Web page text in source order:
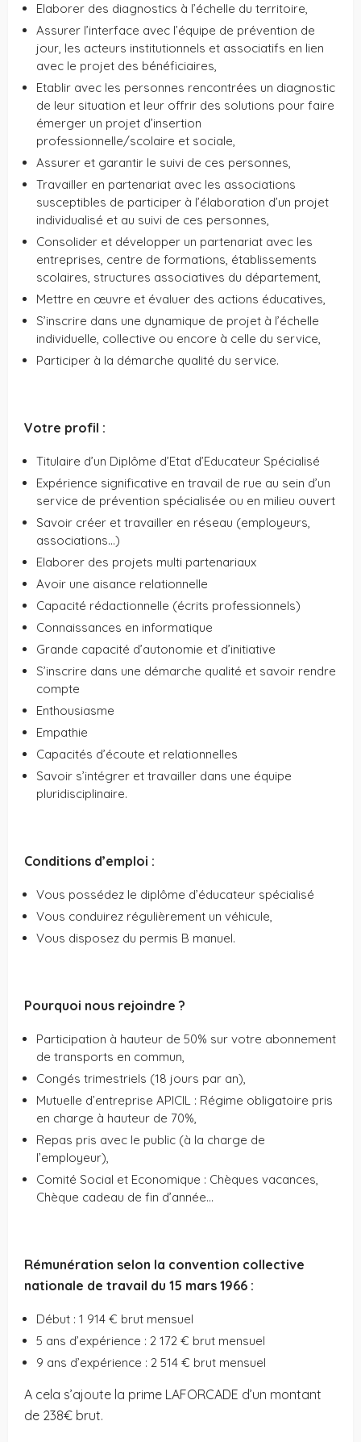
Elaborer des diagnostics à l’échelle du territoire,
Assurer l’interface avec l’équipe de prévention de
jour, les acteurs institutionnels et associatifs en lien
avec le projet des bénéficiaires,
Etablir avec les personnes rencontrées un diagnostic
de leur situation et leur offrir des solutions pour faire
émerger un projet d’insertion
professionnelle/scolaire et sociale,
Assurer et garantir le suivi de ces personnes,
Travailler en partenariat avec les associations
susceptibles de participer à l’élaboration d’un projet
individualisé et au suivi de ces personnes,
Consolider et développer un partenariat avec les
entreprises, centre de formations, établissements
scolaires, structures associatives du département,
Mettre en œuvre et évaluer des actions éducatives,
S’inscrire dans une dynamique de projet à l’échelle
individuelle, collective ou encore à celle du service,
Participer à la démarche qualité du service.
Votre profil :
Titulaire d’un Diplôme d’Etat d’Educateur Spécialisé
Expérience significative en travail de rue au sein d’un
service de prévention spécialisée ou en milieu ouvert
Savoir créer et travailler en réseau (employeurs,
associations…)
Elaborer des projets multi partenariaux
Avoir une aisance relationnelle
Capacité rédactionnelle (écrits professionnels)
Connaissances en informatique
Grande capacité d’autonomie et d’initiative
S’inscrire dans une démarche qualité et savoir rendre
compte
Enthousiasme
Empathie
Capacités d’écoute et relationnelles
Savoir s’intégrer et travailler dans une équipe
pluridisciplinaire.
Conditions d’emploi :
Vous possédez le diplôme d’éducateur spécialisé
Vous conduirez régulièrement un véhicule,
Vous disposez du permis B manuel.
Pourquoi nous rejoindre ?
Participation à hauteur de 50% sur votre abonnement
de transports en commun,
Congés trimestriels (18 jours par an),
Mutuelle d’entreprise APICIL : Régime obligatoire pris
en charge à hauteur de 70%,
Repas pris avec le public (à la charge de
l’employeur),
Comité Social et Economique : Chèques vacances,
Chèque cadeau de fin d’année…
Rémunération selon la convention collective
nationale de travail du 15 mars 1966 :
Début : 1 914 € brut mensuel
5 ans d’expérience : 2 172 € brut mensuel
9 ans d’expérience : 2 514 € brut mensuel
A cela s’ajoute la prime LAFORCADE d’un montant
de 238€ brut.